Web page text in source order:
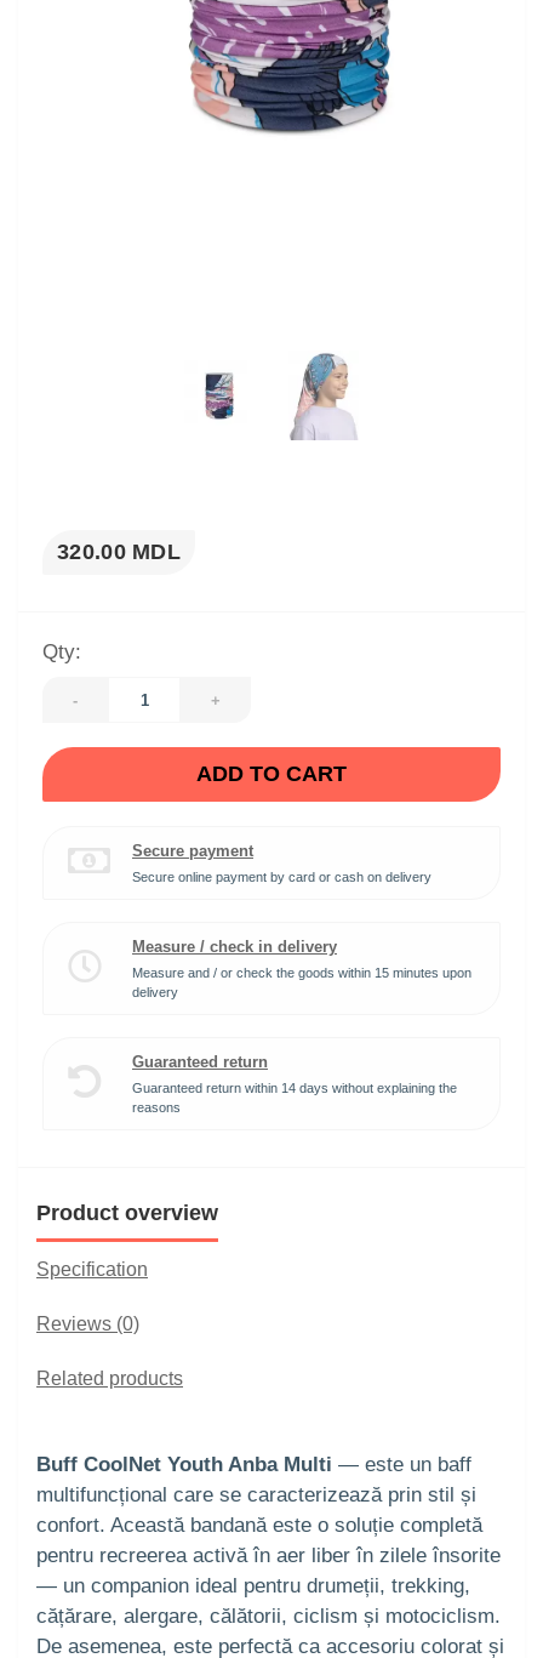
320.00 MDL
Qty:
- +
ADD TO CART
Secure payment
Secure online payment by card or cash on delivery
Measure / check in delivery
Measure and / or check the goods within 15 minutes upon
delivery
Guaranteed return
Guaranteed return within 14 days without explaining the
reasons
Product overview
Specification
Reviews (0)
Related products
Buff CoolNet Youth Anba Multi — este un baff
multifuncțional care se caracterizează prin stil și
confort. Această bandană este o soluție completă
pentru recreerea activă în aer liber în zilele însorite
— un companion ideal pentru drumeții, trekking,
cățărare, alergare, călătorii, ciclism și motociclism.
De asemenea, este perfectă ca accesoriu colorat și